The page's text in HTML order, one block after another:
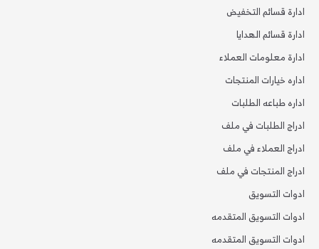
ادارة قسائم التخفيض
ادارة قسائم الهدايا
ادارة معلومات العملاء
اداره خيارات المنتجات
اداره طباعه الطلبات
ادراج الطلبات في ملف
ادراج العملاء في ملف
ادراج المنتجات في ملف
ادوات التسويق
ادوات التسويق المتقدمه
ادوات التسويق المتقدمه